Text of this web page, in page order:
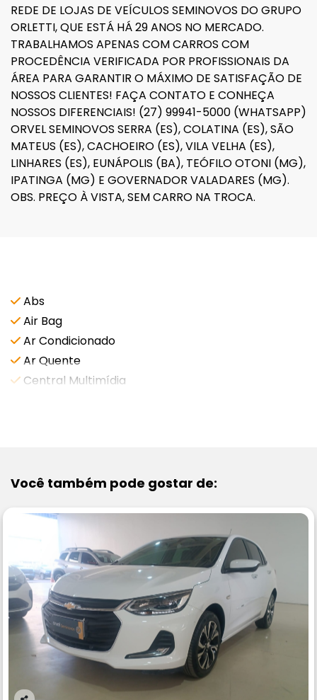
REDE DE LOJAS DE VEÍCULOS SEMINOVOS DO GRUPO
ORLETTI, QUE ESTÁ HÁ 29 ANOS NO MERCADO.
TRABALHAMOS APENAS COM CARROS COM
PROCEDÊNCIA VERIFICADA POR PROFISSIONAIS DA
ÁREA PARA GARANTIR O MÁXIMO DE SATISFAÇÃO DE
NOSSOS CLIENTES! FAÇA CONTATO E CONHEÇA
NOSSOS DIFERENCIAIS! (27) 99941-5000 (WHATSAPP)
ORVEL SEMINOVOS SERRA (ES), COLATINA (ES), SÃO
MATEUS (ES), CACHOEIRO (ES), VILA VELHA (ES),
LINHARES (ES), EUNÁPOLIS (BA), TEÓFILO OTONI (MG),
IPATINGA (MG) E GOVERNADOR VALADARES (MG).
OBS. PREÇO À VISTA, SEM CARRO NA TROCA.
Abs
Air Bag
Ar Condicionado
Ar Quente
Central Multimídia
Você também pode gostar de: